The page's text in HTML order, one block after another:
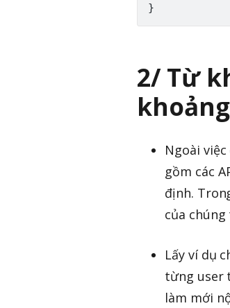
}
2/ Từ
Ngoài
gồm các
định.
của
Lấy ví dụ
từng user
làm mới